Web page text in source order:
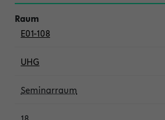
E01-108
UHG
Seminarraum